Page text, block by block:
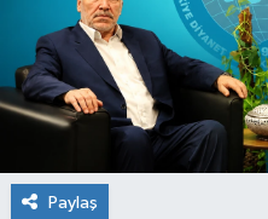
Paylaş